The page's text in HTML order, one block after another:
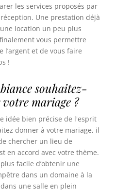
les services proposés par
Une prestation déjà
location un peu plus
vous permettre
l’argent et de vous faire
!
souhaitez-
mariage ?
idée bien précise de l'esprit
donner à votre mariage, il
chercher un lieu de
en accord avec votre thème.
facile d’obtenir une
dans un domaine à la
une salle en plein